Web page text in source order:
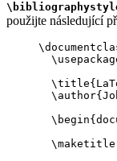
použijte následující
\title
\author
\begin{
\maketitle